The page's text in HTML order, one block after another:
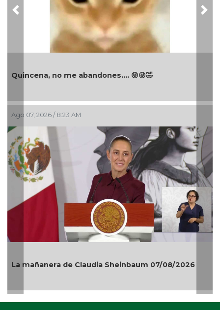
Quincena, no me abandones.... 😝😜🤣
Ago 07, 2026 / 8:23 AM
La mañanera de Claudia Sheinbaum 07/08/2026
Previous